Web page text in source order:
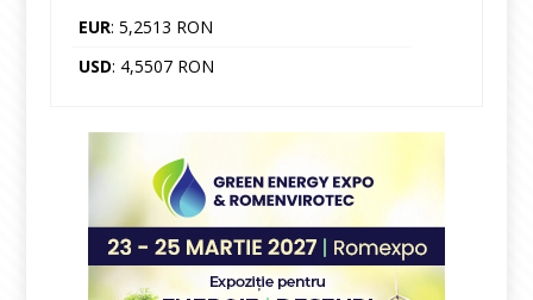
EUR: 5,2513 RON
USD: 4,5507 RON